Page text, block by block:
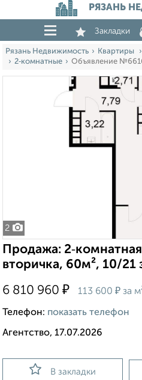
РЯЗАНЬ
Закладки
Рязань Недвижимость Квартиры
2‑комнатные
Объявление
2
Продажа:
вторичка, 60м², 10/21
6 810 960 ₽ 113 600 ₽ за
Телефон: показать телефон
Агентство, 17.07.2026
В закладки